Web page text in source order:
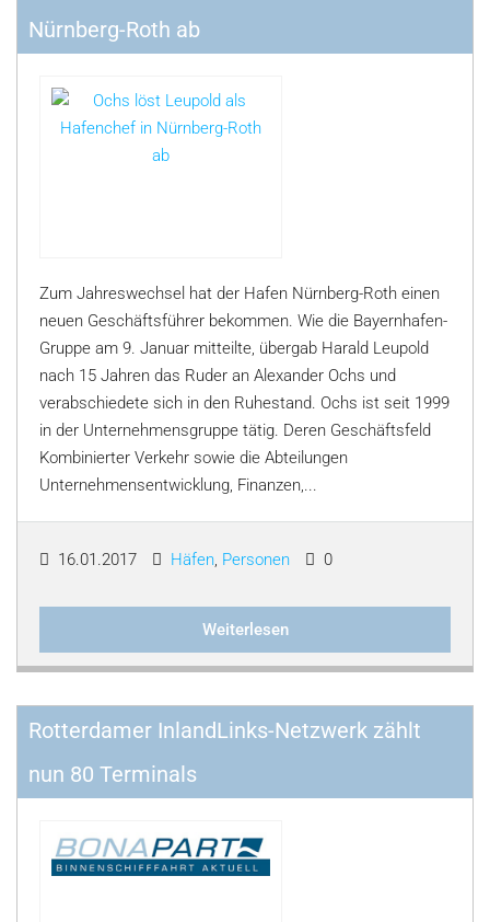
Nürnberg-Roth ab
Zum Jahreswechsel hat der Hafen Nürnberg-Roth einen
neuen Geschäftsführer bekommen. Wie die Bayernhafen-
Gruppe am 9. Januar mitteilte, übergab Harald Leupold
nach 15 Jahren das Ruder an Alexander Ochs und
verabschiedete sich in den Ruhestand. Ochs ist seit 1999
in der Unternehmensgruppe tätig. Deren Geschäftsfeld
Kombinierter Verkehr sowie die Abteilungen
Unternehmensentwicklung, Finanzen,...
16.01.2017 Häfen Personen 0
Weiterlesen
Rotterdamer InlandLinks-Netzwerk zählt
nun 80 Terminals